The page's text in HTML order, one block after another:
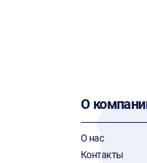
О
О нас
Контакты